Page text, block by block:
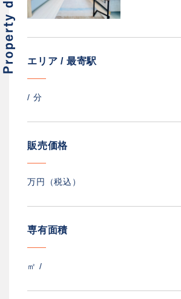
エリア / 最寄駅
/ 分
販売価格
万円（税込）
専有面積
㎡ /